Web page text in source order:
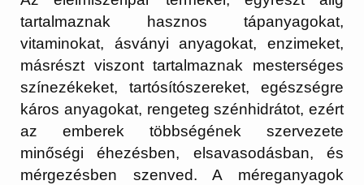
tartalmaznak hasznos tápanyagokat,
vitaminokat, ásványi anyagokat, enzimeket,
másrészt viszont tartalmaznak mesterséges
színezékeket, tartósítószereket, egészségre
káros anyagokat, rengeteg szénhidrátot, ezért
az emberek többségének szervezete
minőségi éhezésben, elsavasodásban, és
mérgezésben szenved. A méreganyagok